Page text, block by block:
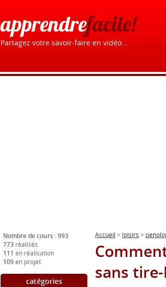
apprendrefacile!
Partagez votre savoir-faire en vidéo...
Nombre de cours : 993
773 réalisés
111 en réalisation
109en projet
catégories
Accueil > loisirs >
sans